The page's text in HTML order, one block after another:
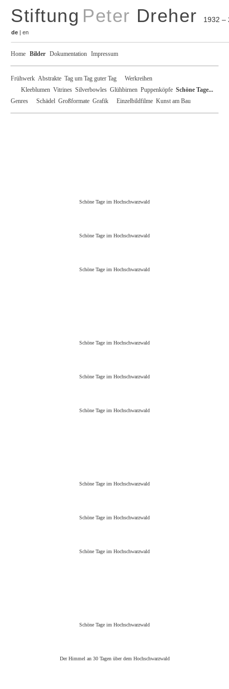
Stiftung Peter Dreher 1932 –
de | en
Home Bilder Dokumentation Impressum
Frühwerk Abstrakte Tag um Tag guter Tag
Werkreihen
Kleeblumen Vitrines Silverbowles Glühbirnen Puppenköpfe Schöne Tage...
Genres
Schädel Großformate Grafik Einzelbildfilme Kunst am Bau
Schöne Tage im Hochschwarzwald
Schöne Tage im Hochschwarzwald
Schöne Tage im Hochschwarzwald
Schöne Tage im Hochschwarzwald
Schöne Tage im Hochschwarzwald
Schöne Tage im Hochschwarzwald
Schöne Tage im Hochschwarzwald
Schöne Tage im Hochschwarzwald
Schöne Tage im Hochschwarzwald
Schöne Tage im Hochschwarzwald
Der Himmel an 30 Tagen über dem Hochschwarzwald